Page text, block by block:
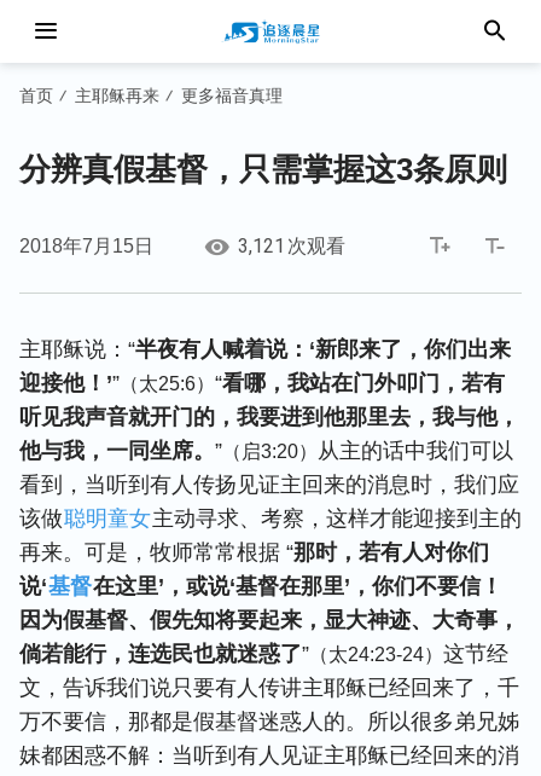
首页 / 主耶稣再来 / 更多福音真理
分辨真假基督，只需掌握这3条原则
2018年7月15日 3,121 次观看
主耶稣说：“半夜有人喊着说：‘新郎来了，你们出来
迎接他！’” （太25:6） “看哪，我站在门外叩门，若有
听见我声音就开门的，我要进到他那里去，我与他，
他与我，一同坐席。 ” （启3:20） 从主的话中我们可以
看到，当听到有人传扬见证主回来的消息时，我们应
该做聪明童女主动寻求、考察，这样才能迎接到主的
再来。可是，牧师常常根据 “那时，若有人对你们
说‘基督在这里’，或说‘基督在那里’，你们不要信！
因为假基督、假先知将要起来，显大神迹、大奇事，
倘若能行，连选民也就迷惑了” （太24:23-24） 这节经
文，告诉我们说只要有人传讲主耶稣已经回来了，千
万不要信，那都是假基督迷惑人的。所以很多弟兄姊
妹都困惑不解：当听到有人见证主耶稣已经回来的消